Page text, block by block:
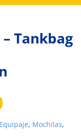
Tankbag
, Mochilas,